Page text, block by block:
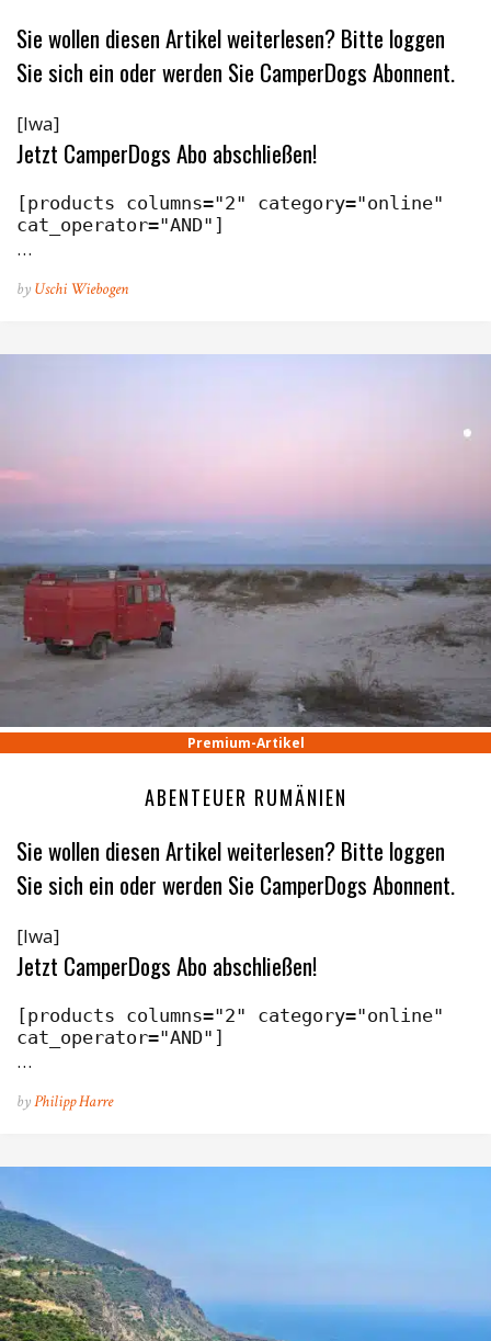
Sie wollen diesen Artikel weiterlesen? Bitte loggen
Sie sich ein oder werden Sie CamperDogs Abonnent.
[lwa]
Jetzt CamperDogs Abo abschließen!
[products columns="2" category="online"
cat_operator="AND"]
…
by Uschi Wiebogen
Premium-Artikel
ABENTEUER RUMÄNIEN
Sie wollen diesen Artikel weiterlesen? Bitte loggen
Sie sich ein oder werden Sie CamperDogs Abonnent.
[lwa]
Jetzt CamperDogs Abo abschließen!
[products columns="2" category="online"
cat_operator="AND"]
…
byPhilipp Harre